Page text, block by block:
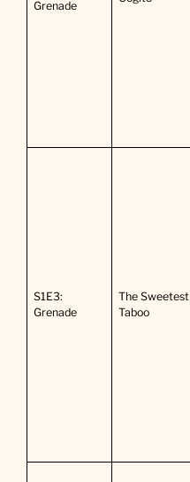
Grenade
S1E3:
Grenade
The Sweetest
Taboo